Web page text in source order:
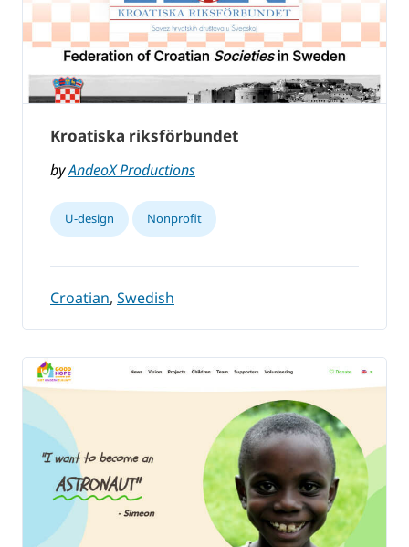
Kroatiska riksförbundet
byAndeoX Productions
U-design Nonprofit
Croatian, Swedish